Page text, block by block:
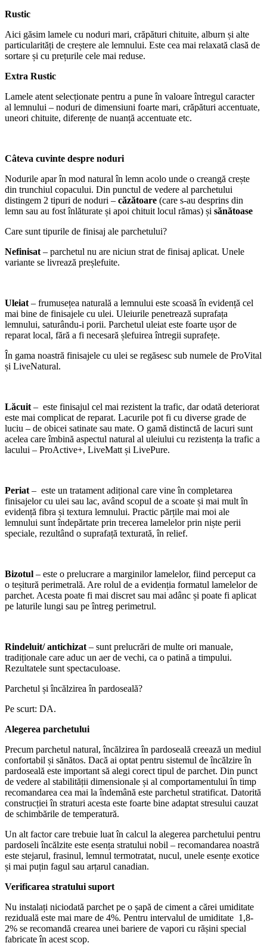
Rustic
Aici găsim lamele cu noduri mari, crăpături chituite, alburn și alte
particularități de creștere ale lemnului. Este cea mai relaxată clasă de
sortare și cu prețurile cele mai reduse.
Extra Rustic
Lamele atent selecționate pentru a pune în valoare întregul caracter
al lemnului – noduri de dimensiuni foarte mari, crăpături accentuate,
uneori chituite, diferențe de nuanță accentuate etc.
Câteva cuvinte despre noduri
Nodurile apar în mod natural în lemn acolo unde o creangă crește
din trunchiul copacului. Din punctul de vedere al parchetului
distingem 2 tipuri de noduri – căzătoare (care s-au desprins din
lemn sau au fost înlăturate și apoi chituit locul rămas) și sănătoase
Care sunt tipurile de finisaj ale parchetului?
Nefinisat – parchetul nu are niciun strat de finisaj aplicat. Unele
variante se livrează preșlefuite.
Uleiat – frumusețea naturală a lemnului este scoasă în evidență cel
mai bine de finisajele cu ulei. Uleiurile penetrează suprafața
lemnului, saturându-i porii. Parchetul uleiat este foarte ușor de
reparat local, fără a fi necesară șlefuirea întregii suprafețe.
În gama noastră finisajele cu ulei se regăsesc sub numele de ProVital
și LiveNatural.
Lăcuit – este finisajul cel mai rezistent la trafic, dar odată deteriorat
este mai complicat de reparat. Lacurile pot fi cu diverse grade de
luciu – de obicei satinate sau mate. O gamă distinctă de lacuri sunt
acelea care îmbină aspectul natural al uleiului cu rezistența la trafic a
lacului – ProActive+, LiveMatt și LivePure.
Periat – este un tratament adițional care vine în completarea
finisajelor cu ulei sau lac, având scopul de a scoate și mai mult în
evidență fibra și textura lemnului. Practic părțile mai moi ale
lemnului sunt îndepărtate prin trecerea lamelelor prin niște perii
speciale, rezultând o suprafață texturată, în relief.
Bizotul – este o prelucrare a marginilor lamelelor, fiind perceput ca
o teșitură perimetrală. Are rolul de a evidenția formatul lamelelor de
parchet. Acesta poate fi mai discret sau mai adânc și poate fi aplicat
pe laturile lungi sau pe întreg perimetrul.
Rindeluit/ antichizat – sunt prelucrări de multe ori manuale,
tradiționale care aduc un aer de vechi, ca o patină a timpului.
Rezultatele sunt spectaculoase.
Parchetul și încălzirea în pardoseală?
Pe scurt: DA.
Alegerea parchetului
Precum parchetul natural, încălzirea în pardoseală creează un mediul
confortabil și sănătos. Dacă ai optat pentru sistemul de încălzire în
pardoseală este important să alegi corect tipul de parchet. Din punct
de vedere al stabilității dimensionale și al comportamentului în timp
recomandarea cea mai la îndemână este parchetul stratificat. Datorită
construcției în straturi acesta este foarte bine adaptat stresului cauzat
de schimbările de temperatură.
Un alt factor care trebuie luat în calcul la alegerea parchetului pentru
pardoseli încălzite este esența stratului nobil – recomandarea noastră
este stejarul, frasinul, lemnul termotratat, nucul, unele esențe exotice
și mai puțin fagul sau arțarul canadian.
Verificarea stratului suport
Nu instalați niciodată parchet pe o șapă de ciment a cărei umiditate
reziduală este mai mare de 4%. Pentru intervalul de umiditate 1,8-
2% se recomandă crearea unei bariere de vapori cu rășini special
fabricate în acest scop.